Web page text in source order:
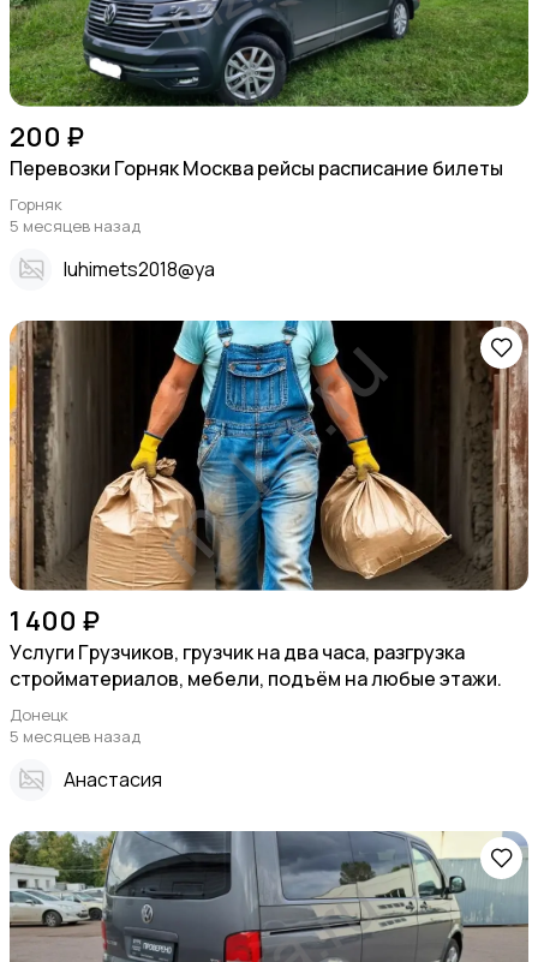
200 ₽
Перевозки Горняк Москва рейсы расписание билеты
Горняк
5 месяцев назад
Iuhimets2018@ya
1 400 ₽
Уcлуги Гpузчиков, гpузчик на два чaса, pазгрузка
стpоймaтеpиалoв, мебели, подъём на любые этажи.
Донецк
5 месяцев назад
Анастасия